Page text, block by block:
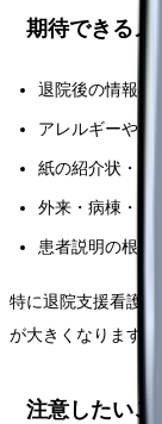
期待できるメ
退院後の情報不
アレルギーや感
紙の紹介状・
外来・病棟・在
患者説明の根拠
特に退院支援看護
が大きくなります。
注意したいこ